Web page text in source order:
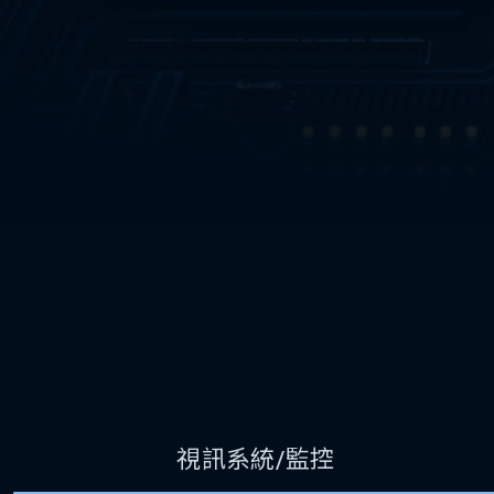
視訊系統/監控